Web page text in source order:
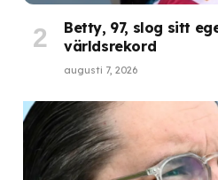
Betty, 97, slog sitt
världsrekord
augusti 7, 2026